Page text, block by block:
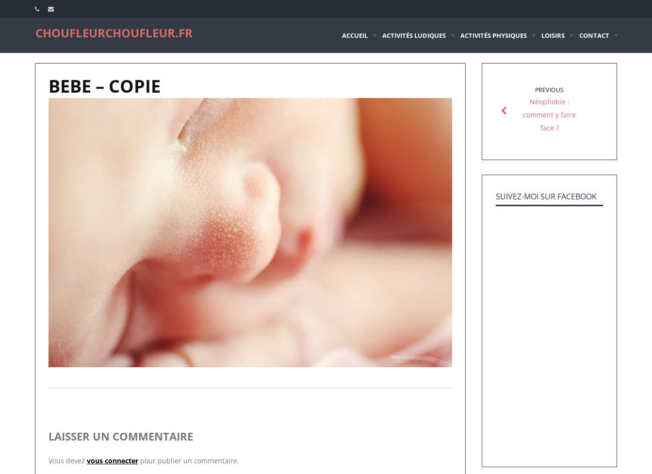
CHOUFLEURCHOUFLEUR.FR ACCUEIL ACTIVITÉS LUDIQUES ACTIVITÉS PHYSIQUES LOISIRS CONTACT
BEBE – COPIE
LAISSER UN COMMENTAIRE
Vous devez vous connecterpour publier un commentaire.
PREVIOUS
Néophobie :
comment y faire
face ?
SUIVEZ-MOI SUR FACEBOOK